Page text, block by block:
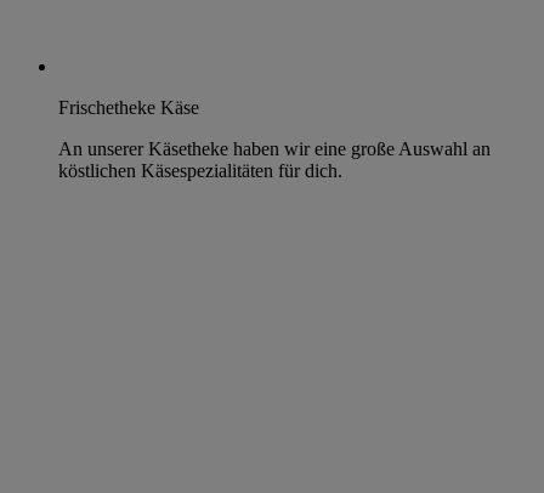
Frischetheke Käse
An unserer Käsetheke haben wir eine große Auswahl an
köstlichen Käsespezialitäten für dich.